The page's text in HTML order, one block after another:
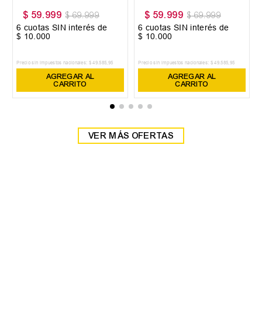
$ 59.999 $ 69.999
6 cuotas SIN interés de
$ 10 000
Precio sin impuestos nacionales: $ 49.585,95
AGREGAR AL
CARRITO
$ 59.999 $ 69.999
6 cuotas SIN interés de
$ 10 000
Precio sin impuestos nacionales: $ 49.585,95
AGREGAR AL
CARRITO
VER MÁS OFERTAS